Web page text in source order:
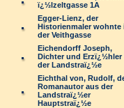
ï¿½lzeltgasse 1A
Egger-Lienz, der
Historienmaler wohnte
der Veithgasse
Eichendorff Joseph,
Dichter und Erzï¿½hler
der Landstraï¿½e
Eichthal von, Rudolf,
Romanautor aus der
Landstraï¿½er
Hauptstraï¿½e